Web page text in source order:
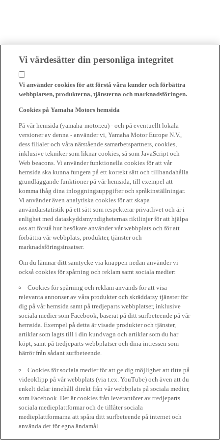
Vi värdesätter din personliga integritet
Vi använder cookies för att förstå våra kunder och förbättra
webbplatsen, produkterna, tjänsterna och marknadsföringen.
Cookies på Yamaha Motors hemsida
På vår hemsida (yamaha-motor.eu) - och på eventuellt lokala
versioner av denna - använder vi, Yamaha Motor Europe N.V.,
dess filialer och våra närstående samarbetspartners, cookies,
inklusive tekniker som liknar cookies, så som JavaScript och
Web beacons. Vi använder funktionella cookies för att vår
hemsida ska kunna fungera på ett korrekt sätt och tillhandahålla
grundläggande funktioner på vår hemsida, till exempel att
komma ihåg dina inloggningsuppgifter och språkinställningar.
Vi använder även analytiska cookies för att skapa
användarstatistik på ett sätt som respekterar privatlivet och är i
enlighet med dataskyddsmyndigheternas riktlinjer för att hjälpa
oss att förstå hur besökare använder vår webbplats och för att
förbättra vår webbplats, produkter, tjänster och
marknadsföringsinsatser.
Om du lämnar ditt samtycke via knappen nedan använder vi
också cookies för spårning och reklam samt sociala medier:
Cookies för spårning och reklam används för att visa
relevanta annonser av våra produkter och skräddarsy tjänster för
dig på vår hemsida samt på tredjeparts webbplatser, inklusive
sociala medier som Facebook, baserat på ditt surfbeteende på vår
hemsida. Exempel på detta är visade produkter och tjänster,
artiklar som lagts till i din kundvagn och artiklar som du har
köpt, samt på tredjeparts webbplatser och dina intressen som
härrör från sådant surfbeteende.
Cookies för sociala medier för att ge dig möjlighet att titta på
videoklipp på vår webbplats (via t.ex. YouTube) och även att du
enkelt delar innehåll direkt från vår webbplats på sociala medier,
som Facebook. Det är cookies från leverantörer av tredjeparts
sociala medieplattformar och de tillåter sociala
medieplattformarna att spåra ditt surfbeteende på internet och
använda det för egna ändamål.